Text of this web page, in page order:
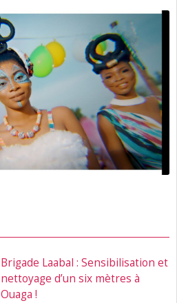
Brigade Laabal : Sensibilisation et
nettoyage d’un six mètres à
Ouaga !